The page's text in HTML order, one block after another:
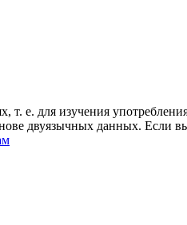
е. для изучения
двуязычных данных.